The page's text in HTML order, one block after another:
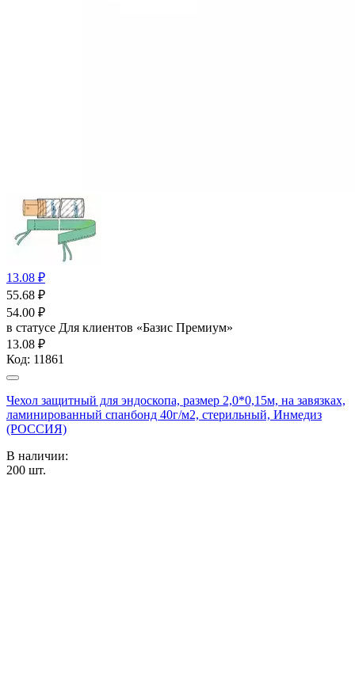
13.08 ₽
55.68 ₽
54.00 ₽
в статусе Для клиентов «Базис Премиум»
13.08 ₽
Код: 11861
Чехол защитный для эндоскопа, размер 2,0*0,15м, на завязках,
ламинированный спанбонд 40г/м2, стерильный, Инмедиз
(РОССИЯ)
В наличии:
200 шт.